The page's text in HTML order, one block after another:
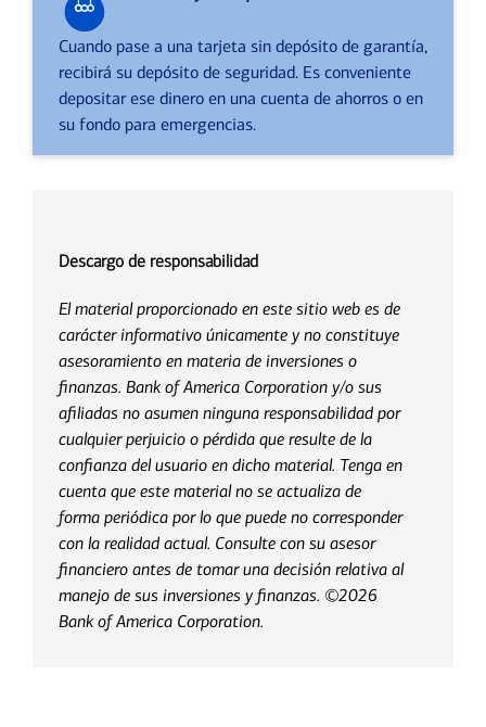
Cuando pase a una tarjeta sin depósito de garantía,
recibirá su depósito de seguridad. Es conveniente
depositar ese dinero en una cuenta de ahorros o en
su fondo para emergencias.
Descargo de responsabilidad
El material proporcionado en este sitio web es de
carácter informativo únicamente y no constituye
asesoramiento en materia de inversiones o
finanzas. Bank of America Corporation y/o sus
afiliadas no asumen ninguna responsabilidad por
cualquier perjuicio o pérdida que resulte de la
confianza del usuario en dicho material. Tenga en
cuenta que este material no se actualiza de
forma periódica por lo que puede no corresponder
con la realidad actual. Consulte con su asesor
financiero antes de tomar una decisión relativa al
manejo de sus inversiones y finanzas. ©2026
Bank of America Corporation.